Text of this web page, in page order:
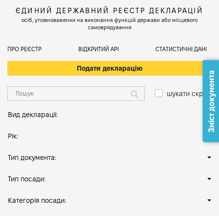
ЄДИНИЙ ДЕРЖАВНИЙ РЕЄСТР ДЕКЛАРАЦІЙ
осіб, уповноважених на виконання функцій держави або місцевого
самоврядування
ПРО РЕЄСТР ВІДКРИТИЙ АРІ СТАТИСТИЧНІ ДАНІ
Подати декларацію
шукати скрізь
Вид декларації:
Рік:
Тип документа:
Тип посади:
Категорія посади:
Зміст документа